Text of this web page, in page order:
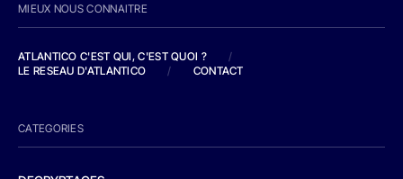
MIEUX NOUS CONNAITRE
ATLANTICO C'EST QUI, C'EST QUOI ?
/
LE RESEAU D'ATLANTICO
/ CONTACT
CATEGORIES